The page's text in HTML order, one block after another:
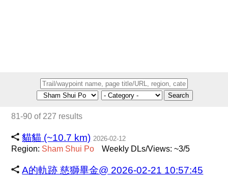
Search
81-90 of 227 results
貓貓 (~10.7 km) 2026-02-12
Region: Sham Shui Po Weekly DLs/Views: ~3/5
A的軌跡 慈獅畢金@ 2026-02-21 10:57:45